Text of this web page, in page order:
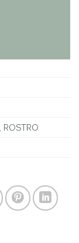
ROSTRO